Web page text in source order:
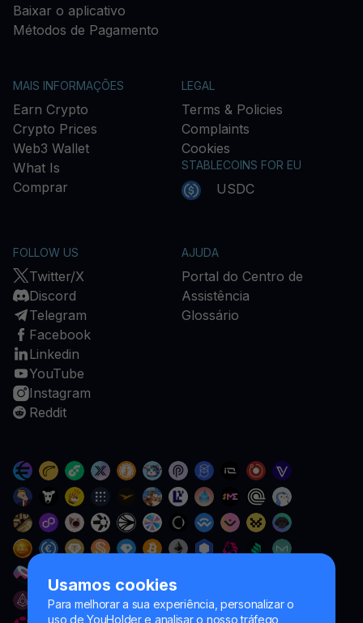
Usamos cookies
Para melhorar a sua experiência, personalizar o
uso de YouHolder e analisar o nosso tráfego,
Baixar o aplicativo
Métodos de Pagamento
MAIS INFORMAÇÕES
Earn Crypto
Crypto Prices
Web3 Wallet
What Is
Comprar
LEGAL
Terms & Policies
Complaints
Cookies
STABLECOINS FOR EU
USDC
FOLLOW US
Twitter/X
Discord
Telegram
Facebook
Linkedin
YouTube
Instagram
Reddit
AJUDA
Portal do Centro de
Assistência
Glossário